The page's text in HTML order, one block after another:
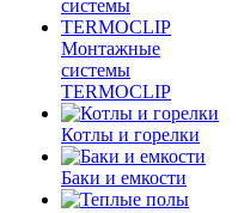
Монтажные
системы
TERMOCLIP
Котлы и горелки
Баки и емкости